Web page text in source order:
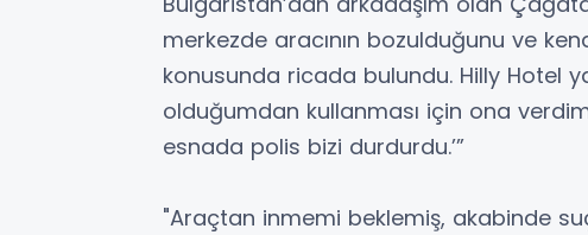
merkezde aracının bozulduğunu ve
konusunda ricada bulundu. Hilly Hotel
olduğumdan kullanması için ona
esnada polis bizi durdurdu.’”
"Araçtan inmemi beklemiş, akabinde